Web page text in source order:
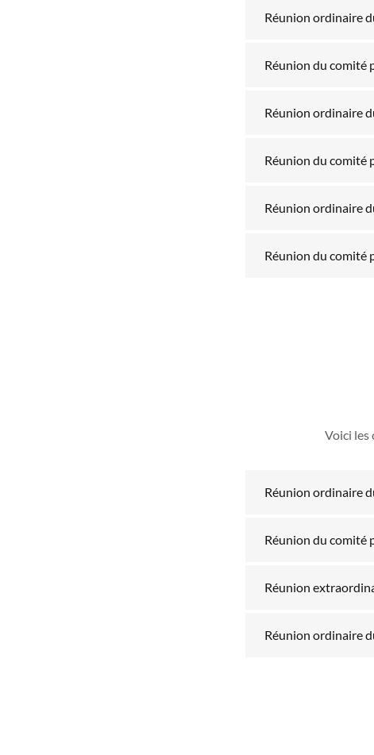
Réunion ordinaire
Réunion du comité
Réunion ordinaire
Réunion du comité
Réunion ordinaire
Réunion du comité
Voici les
Réunion ordinaire
Réunion du comité
Réunion
Réunion ordinaire